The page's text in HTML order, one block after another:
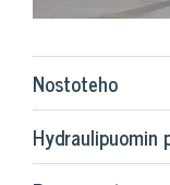
Nostoteho
Hydraulipuomin